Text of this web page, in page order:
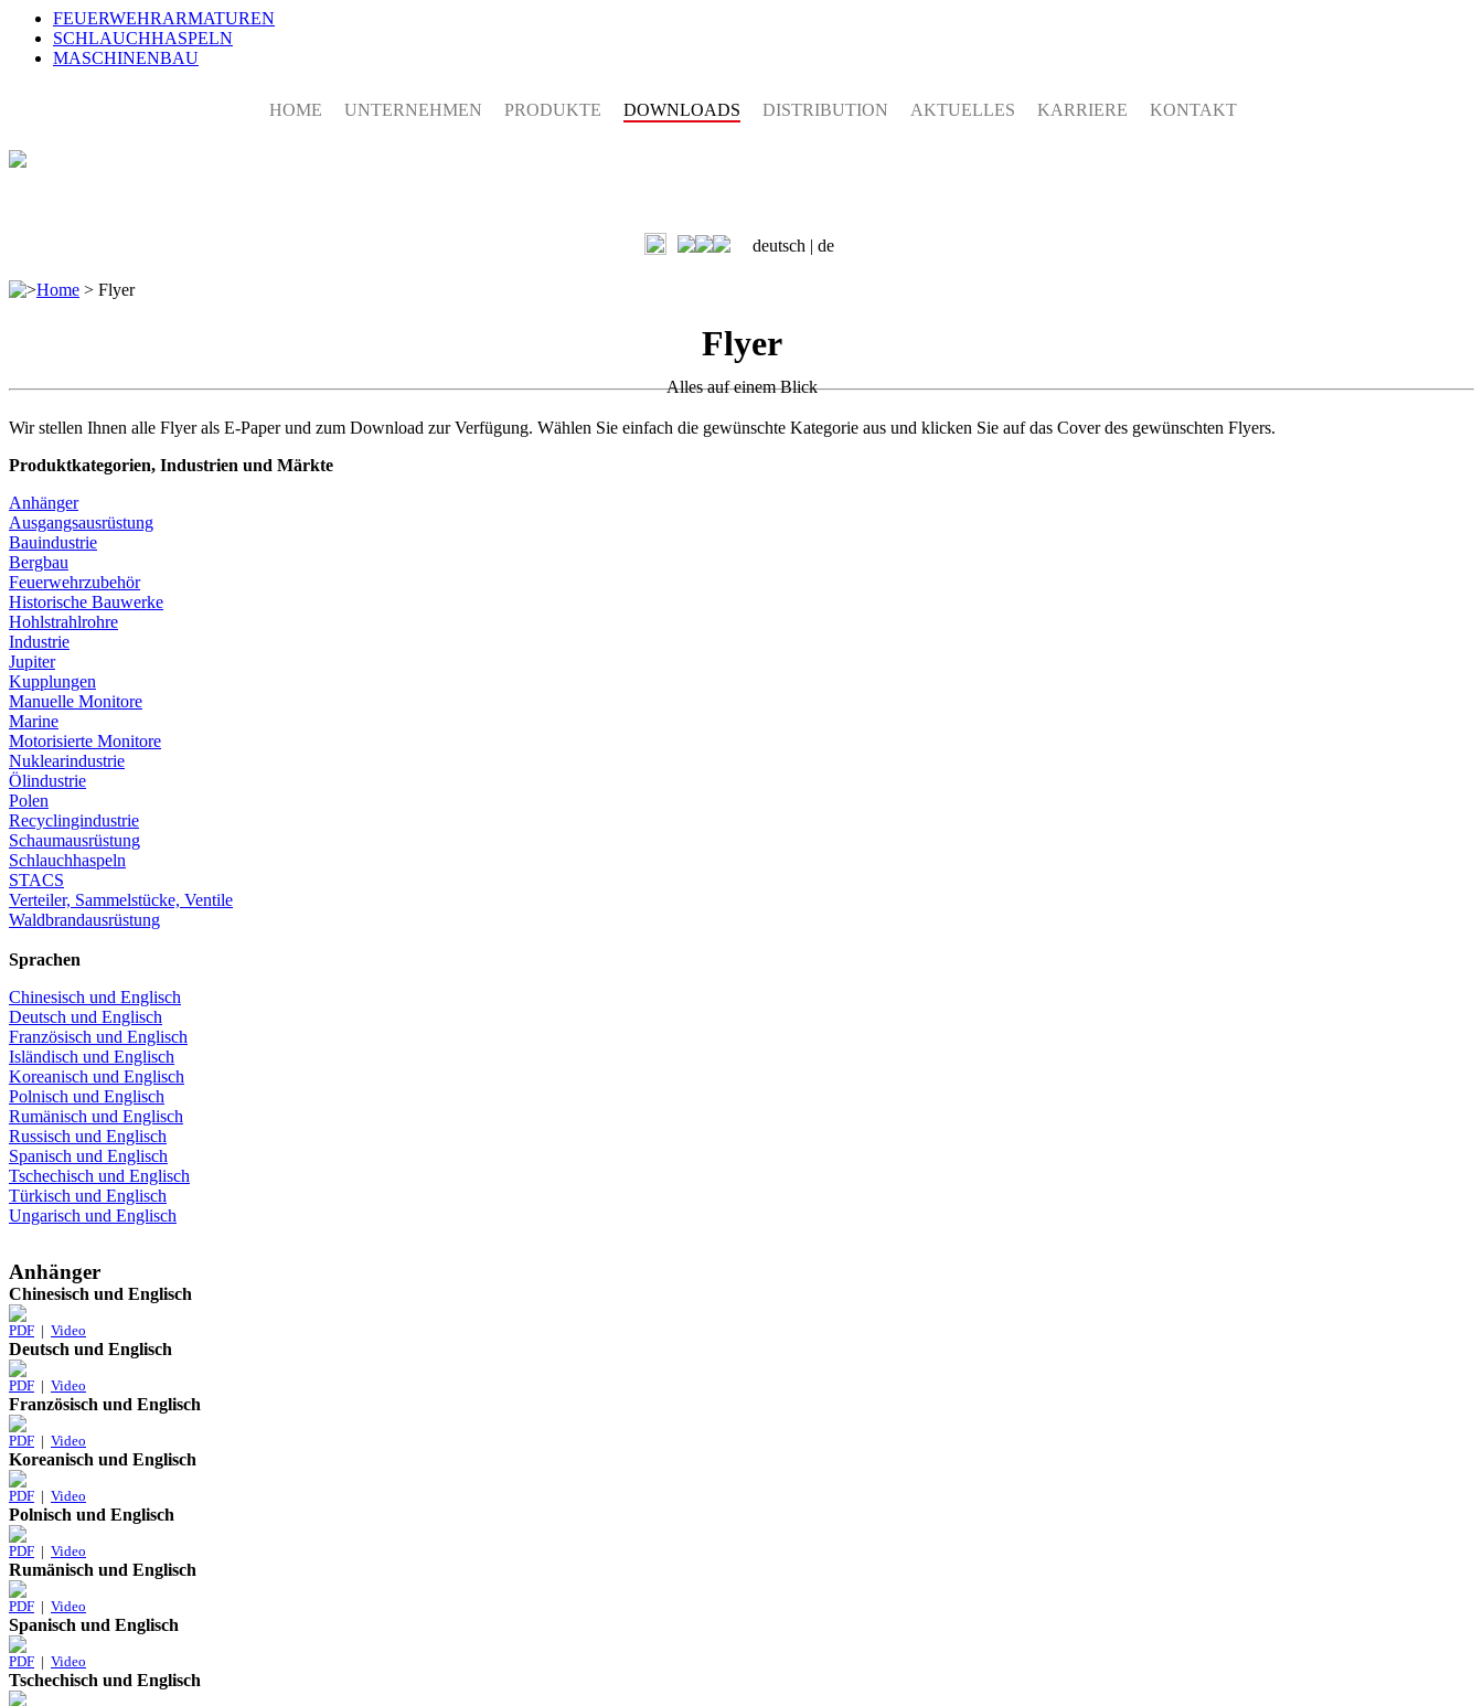
FEUERWEHRARMATUREN
SCHLAUCHHASPELN
MASCHINENBAU
HOME UNTERNEHMEN PRODUKTE DOWNLOADS DISTRIBUTION AKTUELLES KARRIERE KONTAKT
deutsch | de
>Home > Flyer
Flyer
Alles auf einem Blick
Wir stellen Ihnen alle Flyer als E-Paper und zum Download zur Verfügung. Wählen Sie einfach die gewünschte Kategorie aus und klicken Sie auf das Cover des gewünschten Flyers.
Produktkategorien, Industrien und Märkte
Anhänger
Ausgangsausrüstung
Bauindustrie
Bergbau
Feuerwehrzubehör
Historische Bauwerke
Hohlstrahlrohre
Industrie
Jupiter
Kupplungen
Manuelle Monitore
Marine
Motorisierte Monitore
Nuklearindustrie
Ölindustrie
Polen
Recyclingindustrie
Schaumausrüstung
Schlauchhaspeln
STACS
Verteiler, Sammelstücke, Ventile
Waldbrandausrüstung
Sprachen
Chinesisch und Englisch
Deutsch und Englisch
Französisch und Englisch
Isländisch und Englisch
Koreanisch und Englisch
Polnisch und Englisch
Rumänisch und Englisch
Russisch und Englisch
Spanisch und Englisch
Tschechisch und Englisch
Türkisch und Englisch
Ungarisch und Englisch
Anhänger
Chinesisch und Englisch
PDF | Video
Deutsch und Englisch
PDF | Video
Französisch und Englisch
PDF | Video
Koreanisch und Englisch
PDF | Video
Polnisch und Englisch
PDF | Video
Rumänisch und Englisch
PDF | Video
Spanisch und Englisch
PDF | Video
Tschechisch und Englisch